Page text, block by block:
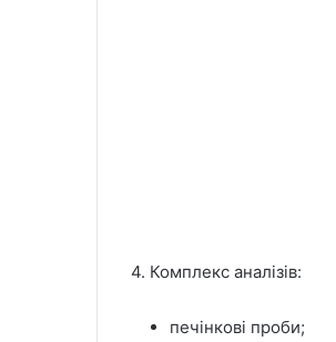
4. Комплекс аналізів:
печінкові проби;